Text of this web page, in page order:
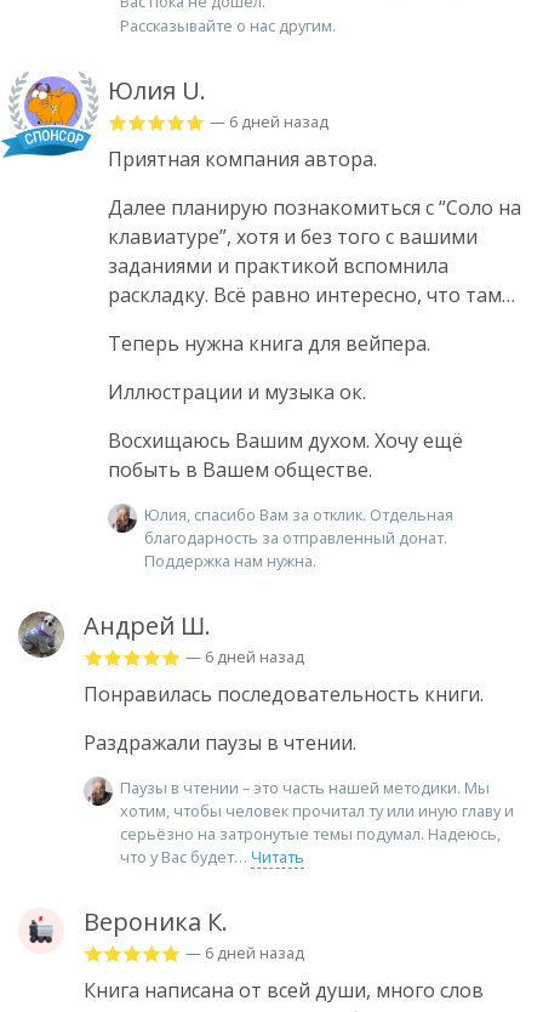
Рассказывайте о нас другим.
Юлия U.
— 6 дней назад
Приятная компания автора.
Далее планирую познакомиться с “Соло на
клавиатуре”, хотя и без того с вашими
заданиями и практикой вспомнила
раскладку. Всё равно интересно, что там…
Теперь нужна книга для вейпера.
Иллюстрации и музыка ок.
Восхищаюсь Вашим духом. Хочу ещё
побыть в Вашем обществе.
Юлия, спасибо Вам за отклик. Отдельная
благодарность за отправленный донат.
Поддержка нам нужна.
Андрей Ш.
— 6 дней назад
Понравилась последовательность книги.
Раздражали паузы в чтении.
Паузы в чтении – это часть нашей методики. Мы
хотим, чтобы человек прочитал ту или иную главу и
серьёзно на затронутые темы подумал. Надеюсь,
что у Вас будет
Читать
Вероника К.
— 6 дней назад
Книга написана от всей души, много слов